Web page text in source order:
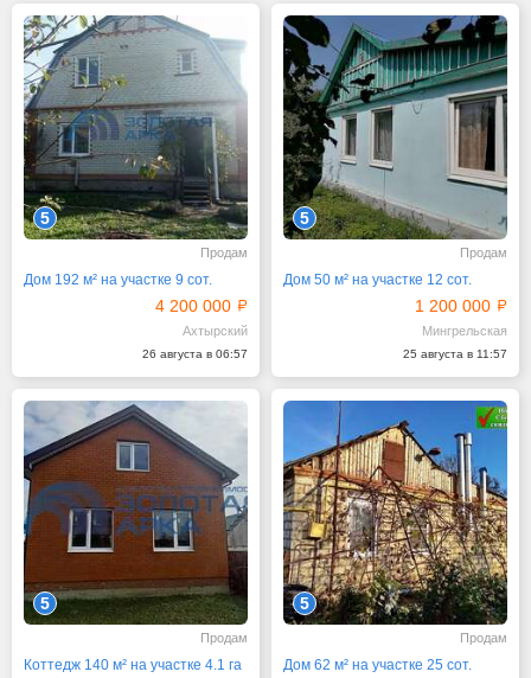
5
Продам
Дом 192 м² на участке 9 сот.
4 200 000
Ахтырский
26 августа в 06:57
5
Продам
Дом 50 м² на участке 12 сот.
1 200 000
Мингрельская
25 августа в 11:57
5
Продам
Коттедж 140 м² на участке 4.1 га
5
Продам
Дом 62 м² на участке 25 сот.